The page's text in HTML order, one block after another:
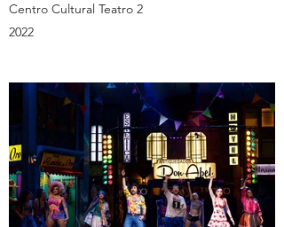
Centro Cultural Teatro 2
2022